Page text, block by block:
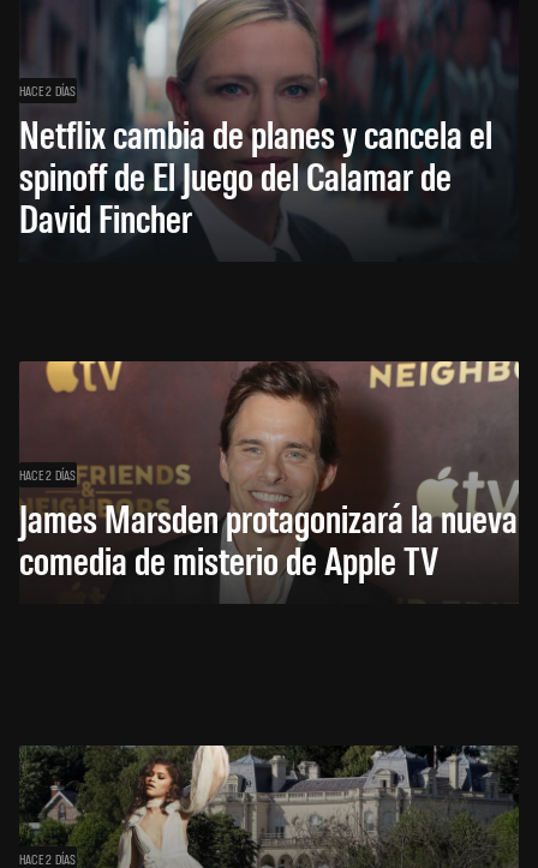
HACE 2 DÍAS
Netflix cambia de planes y cancela el
spinoff de El Juego del Calamar de
David Fincher
HACE 2 DÍAS
James Marsden protagonizará la nueva
comedia de misterio de Apple TV
HACE 2 DÍAS